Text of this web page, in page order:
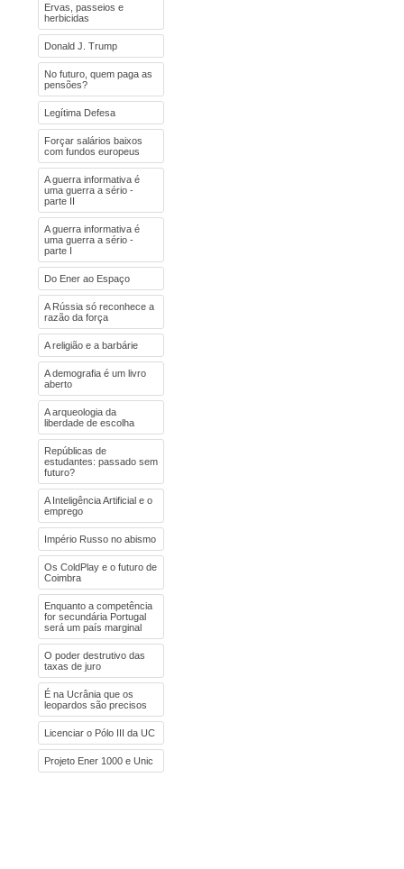
Ervas, passeios e
herbicidas
Donald J. Trump
No futuro, quem paga as
pensões?
Legítima Defesa
Forçar salários baixos
com fundos europeus
A guerra informativa é
uma guerra a sério -
parte II
A guerra informativa é
uma guerra a sério -
parte I
Do Ener ao Espaço
A Rússia só reconhece a
razão da força
A religião e a barbárie
A demografia é um livro
aberto
A arqueologia da
liberdade de escolha
Repúblicas de
estudantes: passado sem
futuro?
A Inteligência Artificial e o
emprego
Império Russo no abismo
Os ColdPlay e o futuro de
Coimbra
Enquanto a competência
for secundária Portugal
será um país marginal
O poder destrutivo das
taxas de juro
É na Ucrânia que os
leopardos são precisos
Licenciar o Pólo III da UC
Projeto Ener 1000 e Unic